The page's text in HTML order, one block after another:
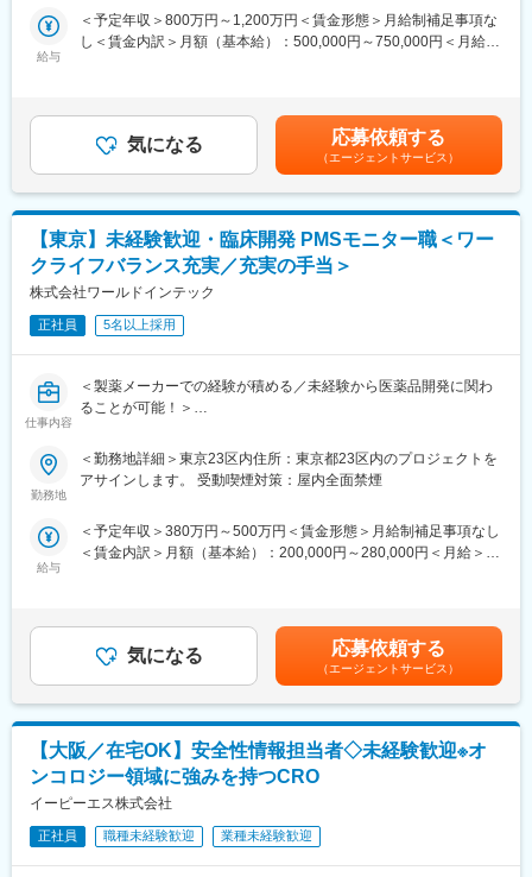
っております。
■組織構成：部署は100名以上の組織で平均年齢は35歳です。男
などで代理対応が必要なときも協力しあう風土があります。
■研修制度
実践的な階層別研修や職種別研修、全社共有専門研修など、社員
一人ひとりの背景やニーズに対応し誰もが成長できる多種多様な
カリキュラムを用意しています。
変更の範囲：会社の定める業務
体制の構築・運営を担う重要ポジションです。
◎責任者として裁量を持ち組織づくりに携われる
◎最新のPV規制・技術に触れながらキャリアアップ
中、タイガメッド本社との連携強化によりグローバル治験案件が
急増しており、体制強化のため募集しています。
■業務内容
【安全性情報管理業務】
・治験・市販後における有害事象・副作用情報の収集、評価、報
告
・国内外規制当局（PMDA、FDA、EMA等）への安全性報告対応
・安全性データベースの管理・運用
・CIOMS、MedWatch、E2B(R3)等の各種報告書作成・提出
・PVチーム統括、メンバー育成・教育
・SOP策定・改訂、業務プロセス最適化
【グローバル対応】
・タイガメッド本社・海外拠点との安全性情報の共有・連携
※海外クライアント・本社・規制当局との対応が発生します。
を、画像診断を使って支援している会社です。医療画像を専門的
に解析し、薬の効き目を客観的な数字で示し、新薬開発の成功を
裏側から支えています。
日本でいち早くこの画像診断の分野に特化したパイオニアであ
り、多くの製薬会社や大学病院と長年取引をしています。安定性
と専門性の高さで優位な地位を築いています。
変更の範囲：会社の定める業務
給与
＜予定年収＞800万円～1,200万円＜賃金形態＞月給制補足事項な
し＜賃金内訳＞月額（基本給）：500,000円～750,000円＜月給＞
の金額であり、選考を通じて上下する可能性があります。月給(月
額)は固定手当を含めた表記です。
気になる 応募依頼する
（エージェントサービス）
【東京】未経験歓迎・臨床開発 PMSモニター職＜ワー
クライフバランス充実／充実の手当＞
株式会社ワールドインテック
正社員 5名以上採用
仕事内容
＜製薬メーカーでの経験が積める／未経験から医薬品開発に関わ
ることが可能！＞
PMSモニターの仕事には、新薬投与後の患者の状態を6ヶ月間に
渡って調査する【市販直後調査】があります。
この市販後調査は、薬事法における【医薬品の市販後調査の基準
に関する省令】の改正に伴い、2001年から実施が義務づけられて
性の高い業務にチャレンジしませんか？
■具体的な業務内容：PMSモニターの一連の業務をお任せしま
す。
・医療機関訪問
・施設選定、調査依頼
・契約手続き
・症例登録促進
・EDC入力促進
・調査票の回収
・再調査依頼
勤務地
＜勤務地詳細＞東京23区内住所：東京都23区内のプロジェクトを
アサインします。 受動喫煙対策：屋内全面禁煙
給与
＜予定年収＞380万円～500万円＜賃金形態＞月給制補足事項なし
＜賃金内訳＞月額（基本給）：200,000円～280,000円＜月給＞
金額は選考を通じて上下する可能性があります。月給(月額)は固定
手当を含みます。
気になる 応募依頼する
（エージェントサービス）
【大阪／在宅OK】安全性情報担当者◇未経験歓迎※オ
ンコロジー領域に強みを持つCRO
イーピーエス株式会社
正社員 職種未経験歓迎 業種未経験歓迎